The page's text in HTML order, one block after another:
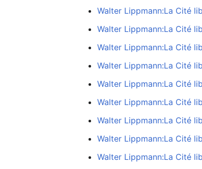
Walter Lippmann:La Cité
Walter Lippmann:La Cité
Walter Lippmann:La Cité
Walter Lippmann:La Cité
Walter Lippmann:La Cité
Walter Lippmann:La Cité
Walter Lippmann:La Cité
Walter Lippmann:La Cité
Walter Lippmann:La Cité